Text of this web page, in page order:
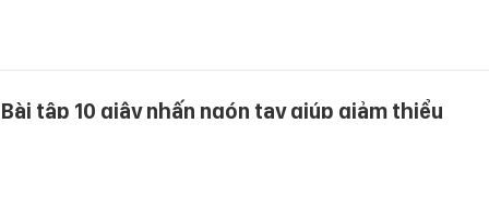
Bài tập 10 giây nhấn ngón tay giúp giảm thiểu